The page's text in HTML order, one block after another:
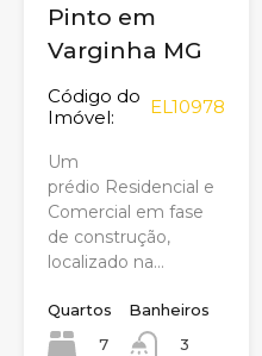
Pinto em
Varginha MG
Código do
Imóvel:
EL10978
Um
prédio Residencial e
Comercial em fase
de construção,
localizado na…
Quartos
7
Banheiros
3